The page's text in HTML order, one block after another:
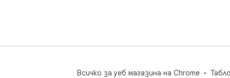
Всичко за уеб магазина на Chrome